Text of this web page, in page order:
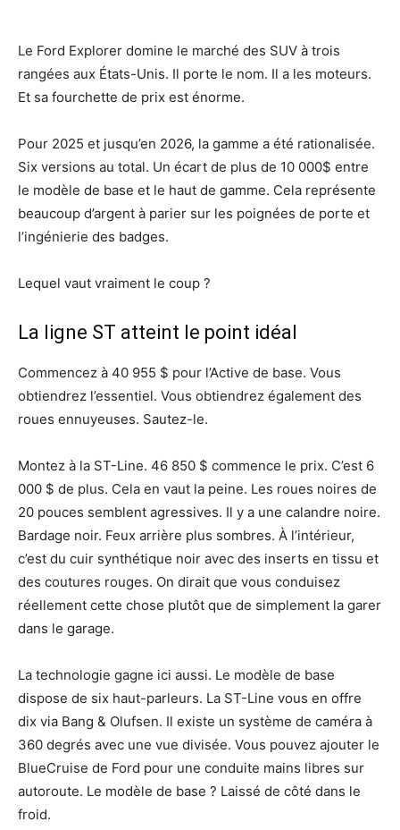
Le Ford Explorer domine le marché des SUV à trois
rangées aux États-Unis. Il porte le nom. Il a les moteurs.
Et sa fourchette de prix est énorme.
Pour 2025 et jusqu’en 2026, la gamme a été rationalisée.
Six versions au total. Un écart de plus de 10 000$ entre
le modèle de base et le haut de gamme. Cela représente
beaucoup d’argent à parier sur les poignées de porte et
l’ingénierie des badges.
Lequel vaut vraiment le coup ?
La ligne ST atteint le point idéal
Commencez à 40 955 $ pour l’Active de base. Vous
obtiendrez l’essentiel. Vous obtiendrez également des
roues ennuyeuses. Sautez-le.
Montez à la ST-Line. 46 850 $ commence le prix. C’est 6
000 $ de plus. Cela en vaut la peine. Les roues noires de
20 pouces semblent agressives. Il y a une calandre noire.
Bardage noir. Feux arrière plus sombres. À l’intérieur,
c’est du cuir synthétique noir avec des inserts en tissu et
des coutures rouges. On dirait que vous conduisez
réellement cette chose plutôt que de simplement la garer
dans le garage.
La technologie gagne ici aussi. Le modèle de base
dispose de six haut-parleurs. La ST-Line vous en offre
dix via Bang & Olufsen. Il existe un système de caméra à
360 degrés avec une vue divisée. Vous pouvez ajouter le
BlueCruise de Ford pour une conduite mains libres sur
autoroute. Le modèle de base ? Laissé de côté dans le
froid.